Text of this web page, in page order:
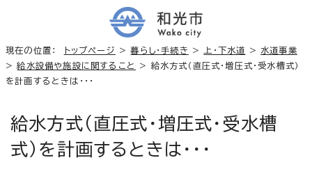
現在の位置： トップページ >暮らし・手続き > 上・下水道 > 水道事業
>給水設備や施設に関すること
> 給水方式（直圧式・増圧式・受水槽式）
を計画するときは・・・
給水方式（直圧式・増圧式・受水槽
式）を計画するときは・・・